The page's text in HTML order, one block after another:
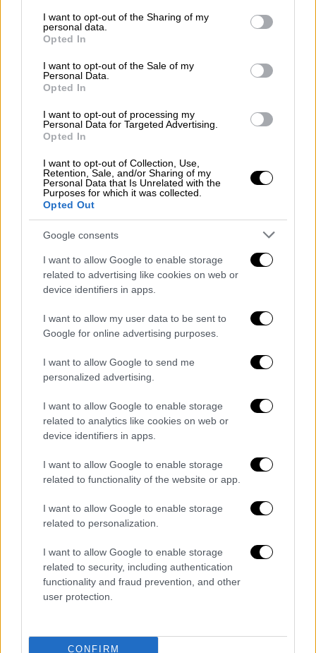
not limited to your visit or usage behaviour. You may click to
grant or deny consent to Google and its third-party tags to
use your data for below specified purposes in below Google
consent section.
I want to opt-out of the Sharing of my
personal data.
Opted In
I want to opt-out of the Sale of my
Personal Data.
Opted In
I want to opt-out of processing my
Personal Data for Targeted Advertising.
Opted In
I want to opt-out of Collection, Use,
Retention, Sale, and/or Sharing of my
Personal Data that Is Unrelated with the
Purposes for which it was collected.
Opted Out
Google consents
I want to allow Google to enable storage
related to advertising like cookies on web or
device identifiers in apps.
I want to allow my user data to be sent to
Google for online advertising purposes.
I want to allow Google to send me
personalized advertising.
I want to allow Google to enable storage
related to analytics like cookies on web or
device identifiers in apps.
I want to allow Google to enable storage
related to functionality of the website or app.
I want to allow Google to enable storage
related to personalization.
I want to allow Google to enable storage
related to security, including authentication
functionality and fraud prevention, and other
user protection.
CONFIRM
ενεργοβόρα κέντρα δεδομένων τεχνητής
νοημοσύνης
κόσμος απεξαρτηθεί από την ενέργεια της
Μέσης Ανατολής, οι Ηνωμένες Πολιτείες θα
το φυσικό αέριοπαραμένει η μεγαλύτερη
πηγή ηλεκτροπαραγωγής
διαθέτει τεράστια αποθέματα, με
αυξανόμενες δυνατότητες εξαγωγών.
«Αυτόθα μπορούσε τελικά να αποδειχθεί
θετικό- παρά την προσωρινή οικονομική
αναστάτωση - αν μετά από όλα αυτά
αποκατασταθεί η ελευθερία της
ναυσιπλοΐας, αν το πετρέλαιο, το φυσικό
αέριο και τα διυλισμένα προϊόντα
ελεύθερακαι ανκαταρρεύσει το καρτέλ»,
δήλωσε ο Τζο Μπρουσουέλας, επικεφαλής
πράγματα που συνήθως τα βλέπεις μόνο
20 χρόνια αργότερα
. Μέσα στην ομίχλη του
πολέμου,όλα φαίνονται θολά».